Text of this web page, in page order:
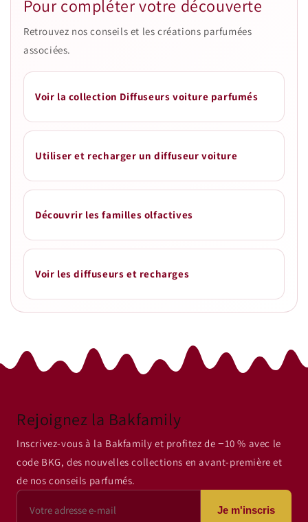
Pour compléter votre découverte
Retrouvez nos conseils et les créations parfumées
associées.
Voir la collection Diffuseurs voiture parfumés
Utiliser et recharger un diffuseur voiture
Découvrir les familles olfactives
Voir les diffuseurs et recharges
Rejoignez la Bakfamily
Inscrivez-vous à la Bakfamily et profitez de −10 % avec le
code BKG, des nouvelles collections en avant-première et
de nos conseils parfumés.
Je m'inscris